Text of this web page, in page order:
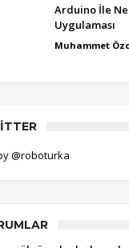
Arduino İle
Uygulaması
Muhammet
@roboturka